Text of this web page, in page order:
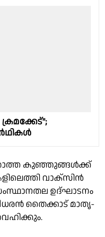
കുഞ്ഞുങ്ങള്‍ക്ക്‌
വാക്സിന്‍
ഉദ്ഘാടനം
തൈക്കാട് മാതൃ-